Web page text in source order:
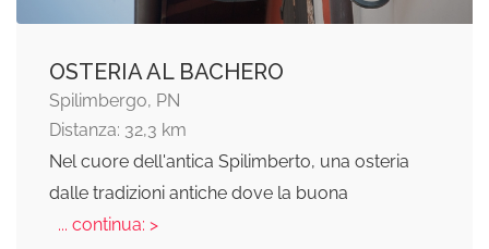
OSTERIA AL BACHERO
Spilimbergo, PN
Distanza: 32,3 km
Nel cuore dell'antica Spilimberto, una osteria
dalle tradizioni antiche dove la buona
... continua: >